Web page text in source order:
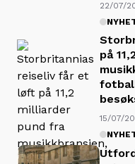
22/07/
på
15/07/